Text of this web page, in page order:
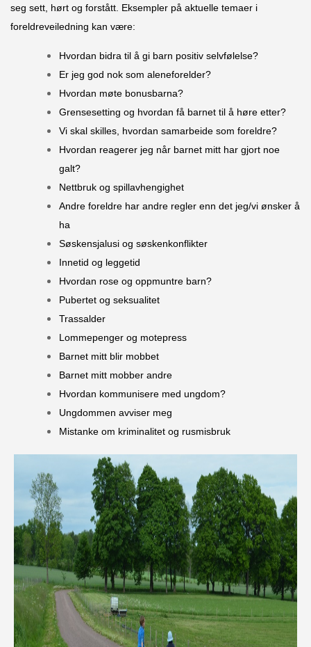
seg sett, hørt og forstått. Eksempler på aktuelle temaer i
foreldreveiledning kan være:
Hvordan bidra til å gi barn positiv selvfølelse?
Er jeg god nok som aleneforelder?
Hvordan møte bonusbarna?
Grensesetting og hvordan få barnet til å høre etter?
Vi skal skilles, hvordan samarbeide som foreldre?
Hvordan reagerer jeg når barnet mitt har gjort noe
galt?
Nettbruk og spillavhengighet
Andre foreldre har andre regler enn det jeg/vi ønsker å
ha
Søskensjalusi og søskenkonflikter
Innetid og leggetid
Hvordan rose og oppmuntre barn?
Pubertet og seksualitet
Trassalder
Lommepenger og motepress
Barnet mitt blir mobbet
Barnet mitt mobber andre
Hvordan kommunisere med ungdom?
Ungdommen avviser meg
Mistanke om kriminalitet og rusmisbruk